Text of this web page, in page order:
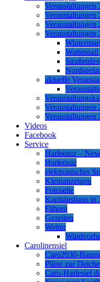
Veranstaltungen
Veranstaltungen
Veranstaltungen
Veranstaltungen
aktuelle
Veranstaltungen
Veranstaltungen
Videos
Facebook
Service
Harlequiz –
Harlequiz
elektronischer
Kleinanzeigen
Fotoseite
Kapitänshaus in
Fähren
Gezeiten
Wetter
Carolinensiel
Caro2030-
Pläne zur
Caro-Harlesiel